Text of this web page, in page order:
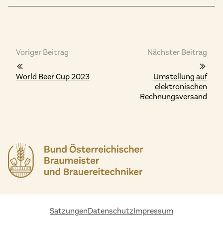
Voriger Beitrag
World Beer Cup 2023
Nächster Beitrag
Umstellung auf
elektronischen
Rechnungsversand
SatzungenDatenschutzImpressum